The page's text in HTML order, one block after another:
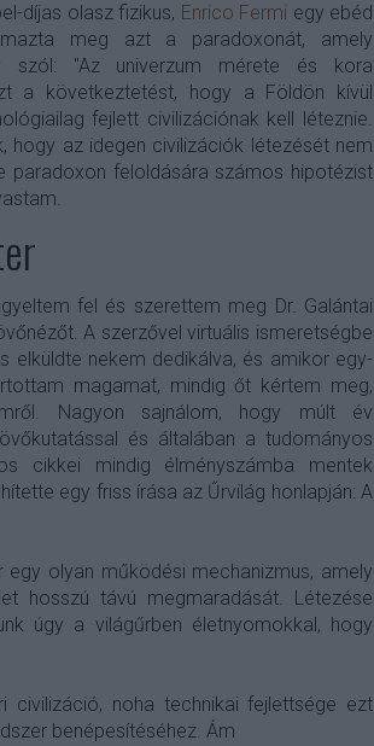
díjas olasz fizikus, Enrico Fermi egy ebéd
meg azt a paradoxonát, amely
szól: "Az univerzum mérete és kora
a következtetést, hogy a Földön kívül
fejlett civilizációnak kell léteznie.
hogy az idegen civilizációk létezését nem
paradoxon feloldására számos hipotézist
fel és szerettem meg Dr. Galántai
A szerzővel virtuális ismeretségbe
elküldte nekem dedikálva, és amikor egy-
magamat, mindig őt kértem meg,
Nagyon sajnálom, hogy múlt év
és általában a tudományos
cikkei mindig élményszámba mentek
egy friss írása az Űrvilág honlapján: A
olyan működési mechanizmus, amely
hosszú távú megmaradását. Létezése
úgy a világűrben életnyomokkal, hogy
civilizáció, noha technikai fejlettsége ezt
benépesítéséhez. Ám